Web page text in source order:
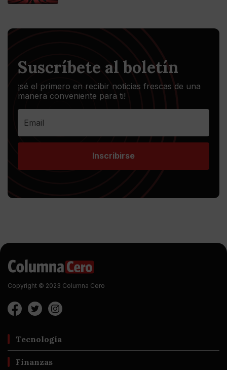
Suscríbete al boletín
¡sé el primero en recibir noticias frescas de una
manera conveniente para ti!
Inscribirse
Copyright © 2023 Columna Cero
Tecnología
Finanzas